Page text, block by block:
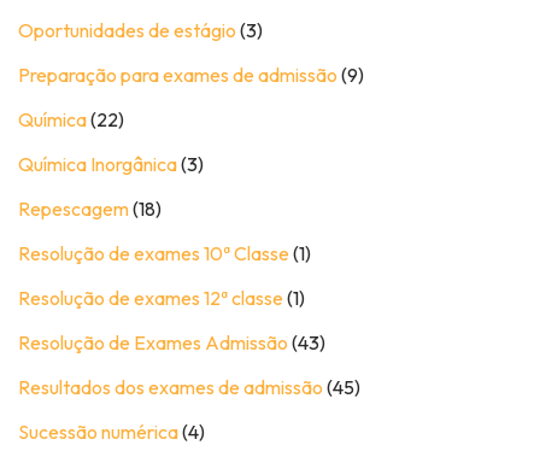
Oportunidades de estágio (3)
Preparação para exames de admissão (9)
Química(22)
Química Inorgânica(3)
Repescagem(18)
Resolução de exames 10ª Classe (1)
Resolução de exames 12ª classe (1)
Resolução de Exames Admissão (43)
Resultados dos exames de admissão (45)
Sucessão numérica(4)